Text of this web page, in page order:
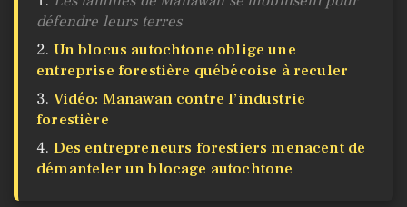
défendre leurs terres
Un blocus autochtone oblige une
entreprise forestière québécoise à reculer
Vidéo: Manawan contre l’industrie
forestière
Des entrepreneurs forestiers menacent de
démanteler un blocage autochtone